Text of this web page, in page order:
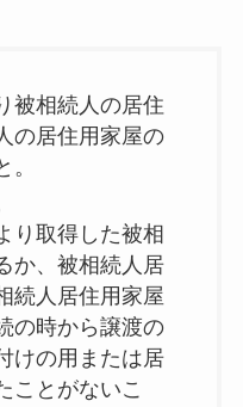
被相続人の居住
の居住用家屋の
り取得した被相
か、被相続人居
続人居住用家屋
の時から譲渡の
けの用または居
ことがないこ